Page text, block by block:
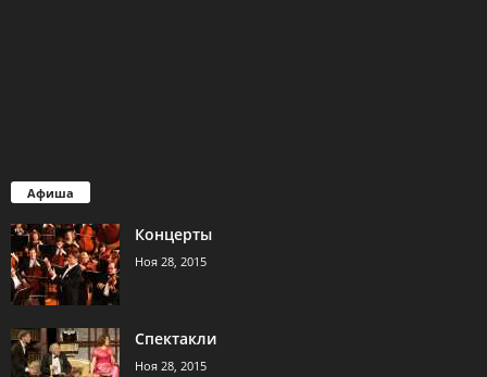
Афиша
Концерты
Ноя 28, 2015
Спектакли
Ноя 28, 2015